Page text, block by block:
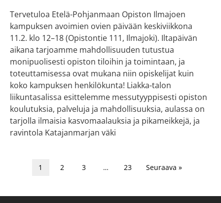
Tervetuloa Etelä-Pohjanmaan Opiston Ilmajoen
kampuksen avoimien ovien päivään keskiviikkona
11.2. klo 12–18 (Opistontie 111, Ilmajoki). Iltapäivän
aikana tarjoamme mahdollisuuden tutustua
monipuolisesti opiston tiloihin ja toimintaan, ja
toteuttamisessa ovat mukana niin opiskelijat kuin
koko kampuksen henkilökunta! Liakka-talon
liikuntasalissa esittelemme messutyyppisesti opiston
koulutuksia, palveluja ja mahdollisuuksia, aulassa on
tarjolla ilmaisia kasvomaalauksia ja pikameikkejä, ja
ravintola Katajanmarjan väki
1 2 3 … 23 Seuraava »